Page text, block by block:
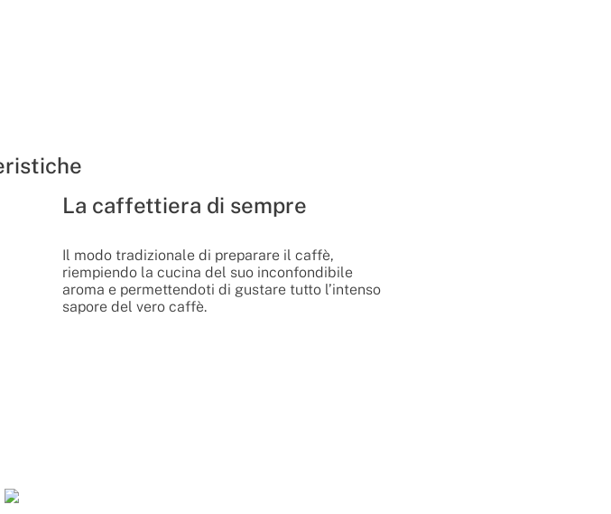
La caffettiera di sempre
Il modo tradizionale di preparare il caffè,
riempiendo la cucina del suo inconfondibile
aroma e permettendoti di gustare tutto l’intenso
sapore del vero caffè.